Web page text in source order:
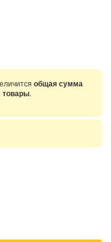
общая сумма
.